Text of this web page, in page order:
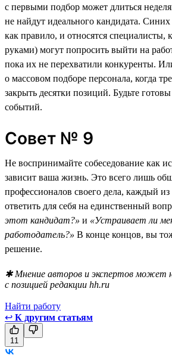
с первыми подбор может длиться
не найдут идеального кандидата.
как правило, и относятся специалисты,
руками) могут попросить выйти на
пока их не перехватили конкуренты.
о массовом подборе персонала, когда
закрыть десятки позиций. Будьте
событий.
Совет № 9
Не воспринимайте собеседование как
зависит ваша жизнь. Это всего лишь
профессионалов своего дела, каждый
ответить для себя на единственный
этот кандидат?» и «Устраивает ли
работодатель?» В конце концов, вы
решение.
✱ Мнение авторов и экспертов может
с позицией редакции hh.ru
Найти работу
↩ К другим статьям
11